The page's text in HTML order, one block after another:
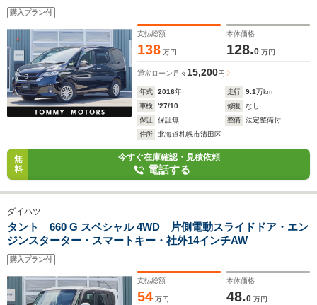
スターター・クルーズコントロール・寒冷地仕様
購入プラン付
支払総額
138 万円
本体価格
128.0 万円
通常ローン 月々 15,200円
年式 2016年 走行 9.1万km
車検
'27/10 修復
なし
保証
保証無 整備
法定整備付
住所
北海道札幌市清田区
無
料
今すぐ在庫確認・見積依頼
電話する
ダイハツ
タント 660 G スペシャル 4WD 片側電動スライドドア・エン
ジンスターター・スマートキー・社外14インチAW
購入プラン付
支払総額
54 万円
本体価格
48.0 万円